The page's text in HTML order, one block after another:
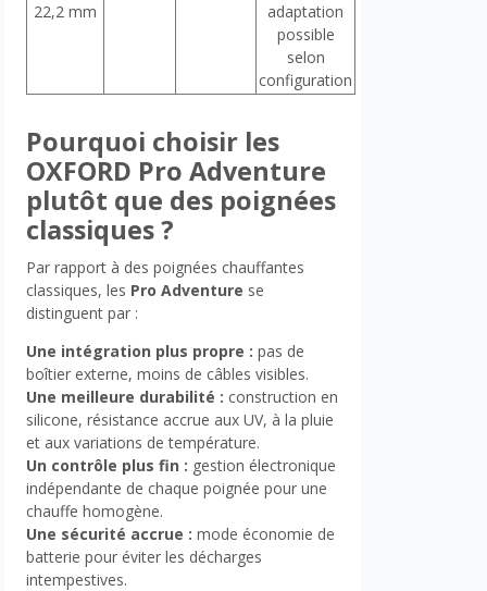
22,2 mm
adaptation
possible
selon
configuration
Pourquoi choisir les
OXFORD Pro Adventure
plutôt que des poignées
classiques ?
Par rapport à des poignées chauffantes
classiques, les Pro Adventure se
distinguent par :
Une intégration plus propre : pas de
boîtier externe, moins de câbles visibles.
Une meilleure durabilité : construction en
silicone, résistance accrue aux UV, à la pluie
et aux variations de température.
Un contrôle plus fin : gestion électronique
indépendante de chaque poignée pour une
chauffe homogène.
Une sécurité accrue : mode économie de
batterie pour éviter les décharges
intempestives.